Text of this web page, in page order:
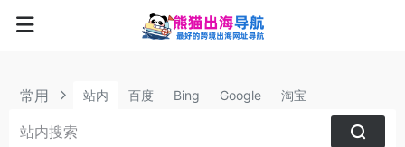
常用 站内 百度 Bing Google 淘宝